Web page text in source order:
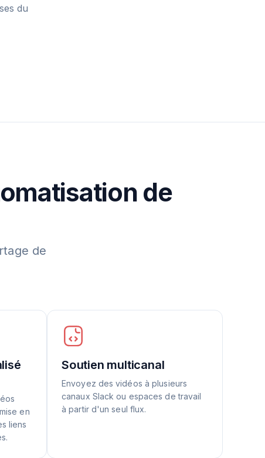
du
de
de
en
liens
Soutien multicanal
Envoyez des vidéos à plusieurs
canaux Slack ou espaces de travail
à partir d'un seul flux.